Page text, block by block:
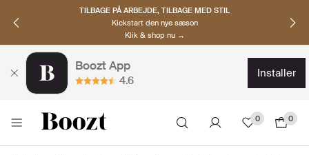
OPDAG NORDISKE BRANDS
Must-haves til den nye sæson
Klik & shop nu →
Boozt App
4.6
installer
0 0